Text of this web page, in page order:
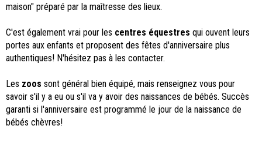
maison" préparé par la maîtresse des lieux.
C'est également vrai pour les centres équestres qui ouvent leurs
portes aux enfants et proposent des fêtes d'anniversaire plus
authentiques! N'hésitez pas à les contacter.
Les zoos sont général bien équipé, mais renseignez vous pour
savoir s'il y a eu ou s'il va y avoir des naissances de bébés. Succès
garanti si l'anniversaire est programmé le jour de la naissance de
bébés chèvres!